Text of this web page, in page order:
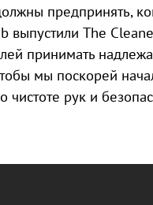
предпринять,
выпустили The
принимать
мы поскорей
чистоте рук и